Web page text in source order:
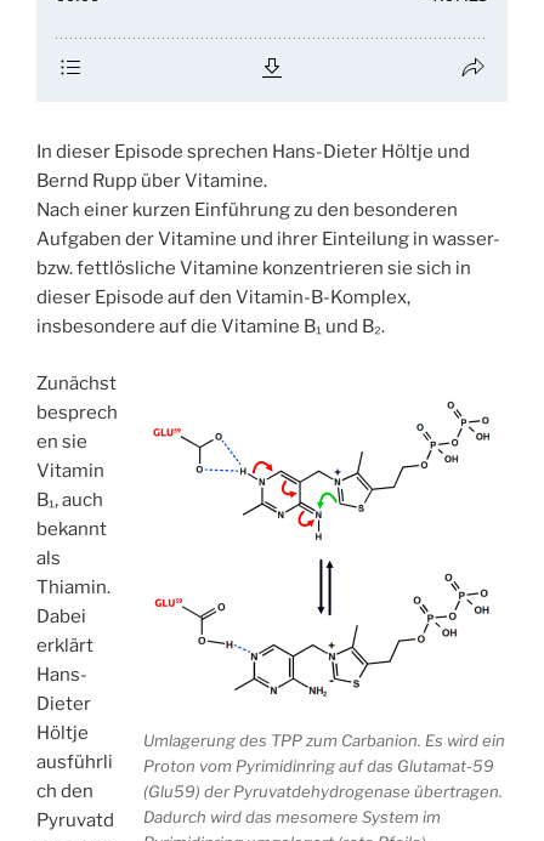
In dieser Episode sprechen Hans-Dieter Höltje und
Bernd Rupp über Vitamine.
Nach einer kurzen Einführung zu den besonderen
Aufgaben der Vitamine und ihrer Einteilung in wasser-
bzw. fettlösliche Vitamine konzentrieren sie sich in
dieser Episode auf den Vitamin-B-Komplex,
insbesondere auf die Vitamine B₁ und B₂.
Umlagerung des TPP zum Carbanion. Es wird ein
Proton vom Pyrimidinring auf das Glutamat-59
(Glu59) der Pyruvatdehydrogenase übertragen.
Dadurch wird das mesomere System im
Zunächst
besprech
en sie
Vitamin
B₁, auch
bekannt
als
Thiamin.
Dabei
erklärt
Hans-
Dieter
Höltje
ausführli
ch den
Pyruvatd